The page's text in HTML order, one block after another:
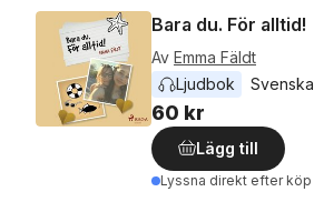
Bara du. För alltid!
Av Emma Fäldt
Ljudbok
Svenska
60 kr
Lägg till
Lyssna direkt efter köp